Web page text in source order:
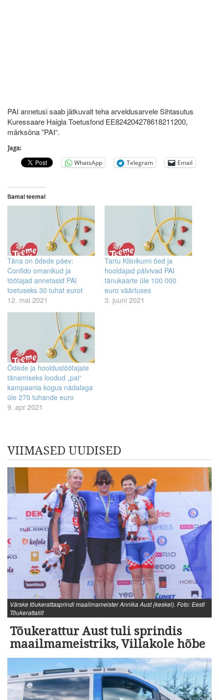
PAI annetusi saab jätkuvalt teha arveldusarvele Sihtasutus
Kuressaare Haigla Toetusfond EE824204278618211200,
märksõna ”PAI“.
Jaga:
WhatsApp Telegram Email
Samal teemal
Täna on õdede päev:
Confido omanikud ja
töötajad annetasid PAI
toetuseks 30 tuhat eurot
12. mai 2021
Tartu Kliinikumi õed ja
hooldajad pälvivad PAI
tänukaarte üle 100 000
euro väärtuses
3. juuni 2021
Õdede ja hooldustöötajate
tänamiseks loodud „pai“
kampaania kogus nädalaga
üle 270 tuhande euro
9. apr 2021
VIIMASED UUDISED
Värske tõukerattasprindi maailmameister Annika Aust (keskel). Foto: Eesti
Tõukerattaliit
Tõukerattur Aust tuli sprindis
maailmameistriks, Villakole hõbe